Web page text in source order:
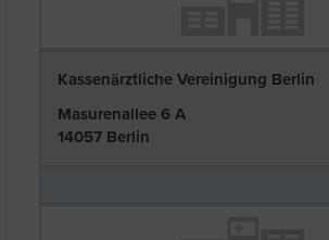
Kassenärztliche Vereinigung Berlin
Masurenallee 6 A
14057 Berlin